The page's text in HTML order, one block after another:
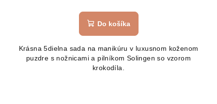
Do košíka
Krásna 5dielna sada na manikúru v luxusnom koženom
puzdre s nožnicami a pilníkom Solingen so vzorom
krokodíla.